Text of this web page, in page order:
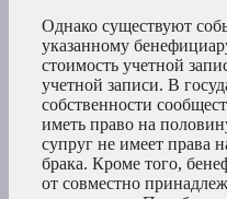
Однако существуют
указанному
стоимость учетной
учетной записи. В
собственности
иметь право на
супруг не имеет права
брака. Кроме того,
от совместно